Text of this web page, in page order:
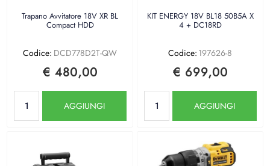
Trapano Avvitatore 18V XR BL
Compact HDD
Codice: DCD778D2T-QW
€ 480,00
AGGIUNGI
KIT ENERGY 18V BL18 50B5A X
4 + DC18RD
Codice: 197626-8
€ 699,00
AGGIUNGI